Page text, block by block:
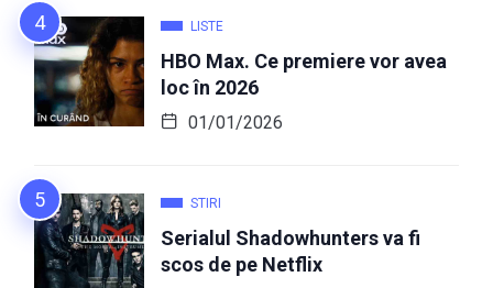
LISTE
HBO Max. Ce premiere vor avea
loc în 2026
01/01/2026
STIRI
Serialul Shadowhunters va fi
scos de pe Netflix